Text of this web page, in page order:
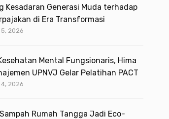
Kesadaran Generasi Muda terhadap
di Era Transformasi
2026
Mental Fungsionaris, Hima
UPNVJ Gelar Pelatihan PACT
2026
Rumah Tangga Jadi Eco-